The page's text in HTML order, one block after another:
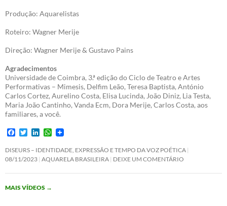
Produção: Aquarelistas
Roteiro: Wagner Merije
Direção: Wagner Merije & Gustavo Pains
Agradecimentos
Universidade de Coimbra, 3.ª edição do Ciclo de Teatro e Artes
Performativas – Mimesis, Delfim Leão, Teresa Baptista, António
Carlos Cortez, Aurelino Costa, Elisa Lucinda, João Diniz, Lia Testa,
Maria João Cantinho, Vanda Ecm, Dora Merije, Carlos Costa, aos
familiares, a você.
F
c
e
o
k
T
i
t
e
n
k
d
n
W
a
t
A
DISEURS – IDENTIDADE, EXPRESSÃO E TEMPO DA VOZ POÉTICA
08/11/2023 AQUARELA BRASILEIRA DEIXE UM COMENTÁRIO
MAIS VÍDEOS →